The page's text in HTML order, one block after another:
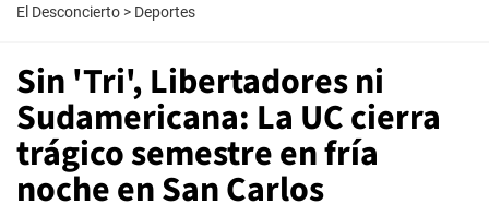
El Desconcierto > Deportes
Sin 'Tri', Libertadores ni
Sudamericana: La UC cierra
trágico semestre en fría
noche en San Carlos